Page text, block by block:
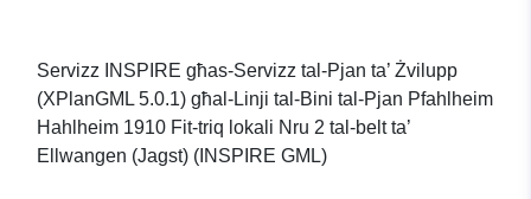
5.0.1) (INSPIRE GML)
Servizz INSPIRE għas-Servizz tal-Pjan ta’ Żvilupp
(XPlanGML 5.0.1) għal-Linji tal-Bini tal-Pjan Pfahlheim
Hahlheim 1910 Fit-triq lokali Nru 2 tal-belt ta’
Ellwangen (Jagst) (INSPIRE GML)